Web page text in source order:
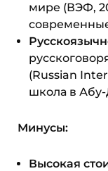
мире (ВЭФ,
(Russian
школа в
Минусы:
Высокая